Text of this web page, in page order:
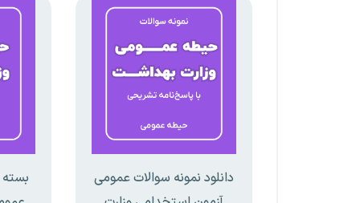
دانلود نمونه سوالات عمومی